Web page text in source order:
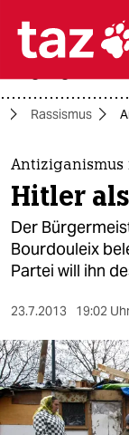
themen
politik
öko
sport
berlin
usa
Rassismus
Antiziganismus
Hitler
Der
Bourdouleix
Partei will ihn
23.7.2013 19:02